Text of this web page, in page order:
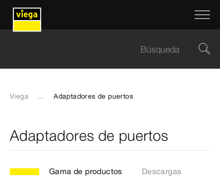
Viega ... Adaptadores de puertos
Adaptadores de puertos
Gama de productos Descargas